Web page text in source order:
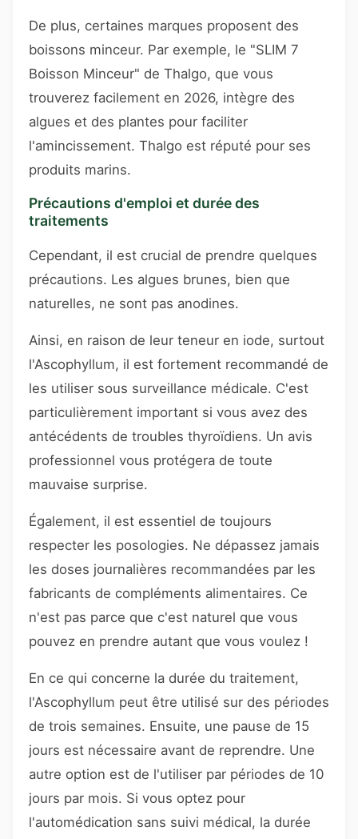
De plus, certaines marques proposent des
boissons minceur. Par exemple, le "SLIM 7
Boisson Minceur" de Thalgo, que vous
trouverez facilement en 2026, intègre des
algues et des plantes pour faciliter
l'amincissement. Thalgo est réputé pour ses
produits marins.
Précautions d'emploi et durée des
traitements
Cependant, il est crucial de prendre quelques
précautions. Les algues brunes, bien que
naturelles, ne sont pas anodines.
Ainsi, en raison de leur teneur en iode, surtout
l'Ascophyllum, il est fortement recommandé de
les utiliser sous surveillance médicale. C'est
particulièrement important si vous avez des
antécédents de troubles thyroïdiens. Un avis
professionnel vous protégera de toute
mauvaise surprise.
Également, il est essentiel de toujours
respecter les posologies. Ne dépassez jamais
les doses journalières recommandées par les
fabricants de compléments alimentaires. Ce
n'est pas parce que c'est naturel que vous
pouvez en prendre autant que vous voulez !
En ce qui concerne la durée du traitement,
l'Ascophyllum peut être utilisé sur des périodes
de trois semaines. Ensuite, une pause de 15
jours est nécessaire avant de reprendre. Une
autre option est de l'utiliser par périodes de 10
jours par mois. Si vous optez pour
l'automédication sans suivi médical, la durée